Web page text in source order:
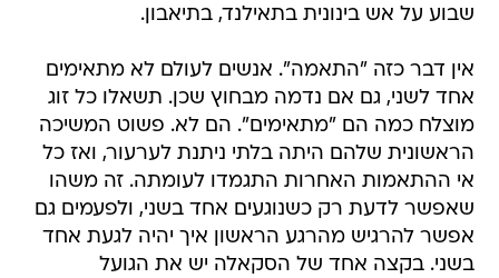
שבוע על אש בינונית בתאילנד, בתיאבון.
אין דבר כזה "התאמה". אנשים לעולם לא מתאימים
אחד לשני, גם אם נדמה מבחוץ שכן. תשאלו כל זוג
מוצלח כמה הם "מתאימים". הם לא. פשוט המשיכה
הראשונית שלהם היתה בלתי ניתנת לערעור, ואז כל
אי ההתאמות האחרות התגמדו לעומתה. זה משהו
שאפשר לדעת רק כשנוגעים אחד בשני, ולפעמים גם
אפשר להרגיש מהרגע הראשון איך יהיה לגעת אחד
בשני. בקצה אחד של הסקאלה יש את הגועל